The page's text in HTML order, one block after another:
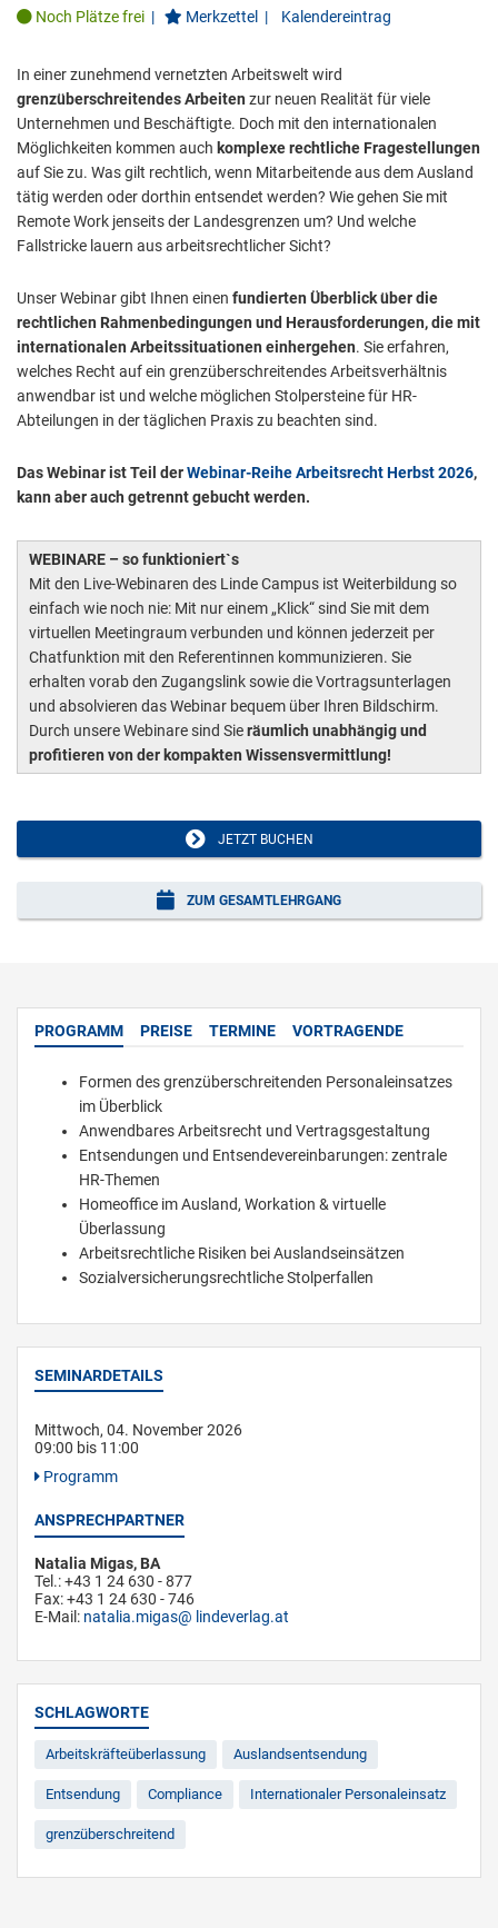
Noch Plätze frei | Merkzettel | Kalendereintrag
In einer zunehmend vernetzten Arbeitswelt wird
grenzüberschreitendes Arbeiten zur neuen Realität für viele
Unternehmen und Beschäftigte. Doch mit den internationalen
Möglichkeiten kommen auch komplexe rechtliche Fragestellungen
auf Sie zu. Was gilt rechtlich, wenn Mitarbeitende aus dem Ausland
tätig werden oder dorthin entsendet werden? Wie gehen Sie mit
Remote Work jenseits der Landesgrenzen um? Und welche
Fallstricke lauern aus arbeitsrechtlicher Sicht?
Unser Webinar gibt Ihnen einen fundierten Überblick über die
rechtlichen Rahmenbedingungen und Herausforderungen, die mit
internationalen Arbeitssituationen einhergehen. Sie erfahren,
welches Recht auf ein grenzüberschreitendes Arbeitsverhältnis
anwendbar ist und welche möglichen Stolpersteine für HR-
Abteilungen in der täglichen Praxis zu beachten sind.
Das Webinar ist Teil derWebinar-Reihe Arbeitsrecht Herbst 2026,
kann aber auch getrennt gebucht werden.
WEBINARE – so funktioniert`s
Mit den Live-Webinaren des Linde Campus ist Weiterbildung so
einfach wie noch nie: Mit nur einem „Klick“ sind Sie mit dem
virtuellen Meetingraum verbunden und können jederzeit per
Chatfunktion mit den Referentinnen kommunizieren. Sie
erhalten vorab den Zugangslink sowie die Vortragsunterlagen
und absolvieren das Webinar bequem über Ihren Bildschirm.
Durch unsere Webinare sind Sieräumlich unabhängig und
profitieren von der kompakten Wissensvermittlung!
JETZT BUCHEN
ZUM GESAMTLEHRGANG
PROGRAMM PREISE TERMINE VORTRAGENDE
Formen des grenzüberschreitenden Personaleinsatzes
im Überblick
Anwendbares Arbeitsrecht und Vertragsgestaltung
Entsendungen und Entsendevereinbarungen: zentrale
HR-Themen
Homeoffice im Ausland, Workation & virtuelle
Überlassung
Arbeitsrechtliche Risiken bei Auslandseinsätzen
Sozialversicherungsrechtliche Stolperfallen
SEMINARDETAILS
Mittwoch, 04. November 2026
09:00 bis 11:00
Programm
ANSPRECHPARTNER
Natalia Migas, BA
Tel.: +43 1 24 630 - 877
Fax: +43 1 24 630 - 746
E-Mail: natalia.migas lindeverlag.at
SCHLAGWORTE
Arbeitskräfteüberlassung Auslandsentsendung
Entsendung Compliance Internationaler Personaleinsatz
grenzüberschreitend